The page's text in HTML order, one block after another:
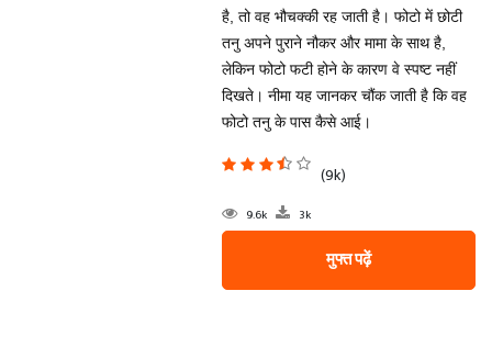
है, तो वह भौचक्की रह जाती है। फोटो में छोटी
तनु अपने पुराने नौकर और मामा के साथ है,
लेकिन फोटो फटी होने के कारण वे स्पष्ट नहीं
दिखते। नीमा यह जानकर चौंक जाती है कि वह
फोटो तनु के पास कैसे आई।
(9k)
9.6k 3k
मुफ्त पढ़ें